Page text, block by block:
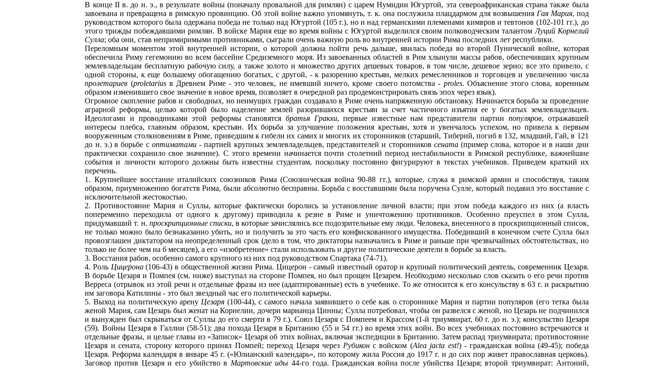
В конце II в. до н. э., в результате войны (поначалу провальной для римлян) с царем Нумидии Югуртой, эта североафриканская страна также была
завоевана и превращена в римскую провинцию. Об этой войне важно упомянуть, т. к. она послужила плацдармом для возвышения Гая Мария, под
руководством которого была одержана победа не только над Югуртой (105 г.), но и над германскими племенами кимвров и тевтонов (102-101 гг.), до
этого трижды побеждавшими римлян. В войске Мария еще во время войны с Югуртой выделился своим полководческим талантомЛуций Корнелий
Сулла; оба они, став непримиримыми противниками, сыграли очень важную роль во внутренней истории Рима последних лет республики.
Переломным моментом этой внутренней истории, о которой должна пойти речь дальше, явилась победа во второй Пунической войне, которая
обеспечила Риму гегемонию во всем бассейне Средиземного моря. Из завоеванных областей в Рим хлынули массы рабов, обеспечивших крупным
землевладельцам бесплатную рабочую силу, а также золото и множество других дешевых товаров, в том числе, дешевое зерно; все это привело, с
одной стороны, к еще большему обогащению богатых, с другой, - к разорению крестьян, мелких ремесленников и торговцев и увеличению числа
пролетариев (proletariusв Древнем Риме - это человек, не имевший ничего, кроме своего потомства - proles. Объяснение этого слова, коренным
образом изменившего свое значение в новое время, позволяет в очередной раз продемонстрировать связь эпох через язык).
Огромное скопление рабов и свободных, но неимущих граждан создавало в Риме очень напряженную обстановку. Начинается борьба за проведение
аграрной реформы, целью которой было наделение землей разорившихся крестьян за счет частичного изъятия ее у богатых землевладельцев.
Идеологами и проводниками этой реформы становятся братья Гракхи, первые известные нам представители партиипопуляров, отражавшей
интересы плебса, главным образом, крестьян. Их борьба за улучшение положения крестьян, хотя и увенчалось успехом, но привела к первым
вооруженным столкновениям в Риме, приведшим к гибели их самих и многих их сторонников (старший, Тиберий, погиб в 132, младший, Гай, в 121
до н. э.) в борьбе с оптиматами- партией крупных землевладельцев, представителей и сторонников сената(пример слова, которое и в наши дни
практически сохранило свое значение). С этого времени начинается почти столетний период нестабильности в Римской республике, важнейшие
события и личности которого должны быть известны студентам, поскольку постоянно фигурируют в текстах учебников. Приведем краткий их
перечень.
1. Крупнейшее восстание италийских союзников Рима (Союзническая война 90-88 гг.), которые, служа в римской армии и способствуя, таким
образом, приумножению богатств Рима, были абсолютно бесправны. Борьба с восставшими была поручена Сулле, который подавил это восстание с
исключительной жестокостью.
2. Противостояние Мария и Суллы, которые фактически боролись за установление личной власти; при этом победа каждого из них (а власть
попеременно переходила от одного к другому) приводила к резне в Риме и уничтожению противников. Особенно преуспел в этом Сулла,
придумавший т. н. проскрипционные списки, в которые зачислялись все подозрительные ему люди. Человека, внесенного в проскрипционный список,
не только можно было безнаказанно убить, но и получить за это часть его конфискованного имущества. Победивший в конечном счете Сулла был
провозглашен диктатором на неопределенный срок (дело в том, что диктаторы назначались в Риме и раньше при чрезвычайных обстоятельствах, но
только не более чем на 6 месяцев), а его «изобретение» стали использовать и другие политические деятели в борьбе за власть.
3. Восстания рабов, особенно самого крупного из них под руководством Спартака (74-71).
4. Роль Цицерона(106-43) в общественной жизни Рима. Цицерон - самый известный оратор и крупный политический деятель, современник Цезаря.
В борьбе Цезаря и Помпея (см. ниже) выступал на стороне Помпея, но был прощен Цезарем. Необходимо несколько слов сказать о его речи против
Верреса (отрывок из этой речи и отдельные фразы из нее (адаптированные) есть в учебнике. То же относится к его консульству в 63 г. и раскрытию
им заговора Катилины - это был звездный час его политической карьеры.
5. Выход на политическую арену Цезаря (100-44), с самого начала заявившего о себе как о стороннике Мария и партии популяров (его тетка была
женой Мария, сам Цезарь был женат на Корнелии, дочери марианца Цинны; Сулла потребовал, чтобы он развелся с женой, но Цезарь не подчинился
и вынужден был скрываться от Суллы до его смерти в 79 г.). Союз Цезаря с Помпеем и Крассом (1-й триумвират, 60 г. до н. э.); консульство Цезаря
(59). Войны Цезаря в Галлии (58-51); два похода Цезаря в Британию (55 и 54 гг.) во время этих войн. Во всех учебниках постоянно встречаются и
отдельные фразы, и целые главы из «Записок» Цезаря об этих войнах, включая экспедиции в Британию. Затем распад триумвирата; противостояние
Цезаря и сената, сторону которого принял Помпей; переход Цезаря через Рубиконс войском (Alea jacta est!) - гражданская война (49-45); победа
Цезаря. Реформа календаря в январе 45 г. («Юлианский календарь», по которому жила Россия до 1917 г. и до сих пор живет православная церковь).
Заговор против Цезаря и его убийство в Мартовские иды 44-го года. Гражданская война после убийства Цезаря; второй триумвират: Антоний,